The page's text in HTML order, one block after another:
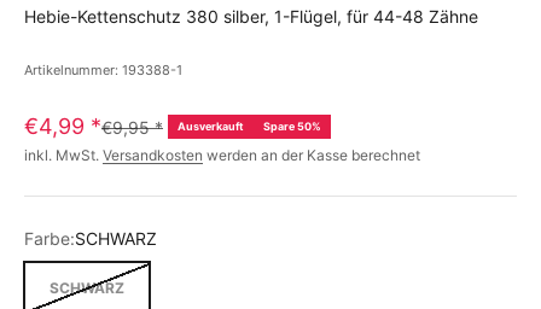
Hebie-Kettenschutz 380 silber, 1-Flügel, für 44-48 Zähne
Artikelnummer: 193388-1
€4,99 *€9,95* Ausverkauft Spare 50%
inkl. MwSt. Versandkosten werden an der Kasse berechnet
Farbe:SCHWARZ
SCHWARZ